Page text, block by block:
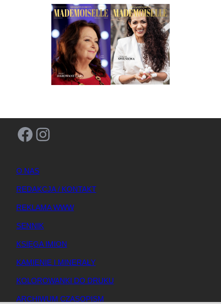
Facebook Instagram
O NAS
REDAKCJA / KONTAKT
REKLAMA WWW
SENNIK
KSIĘGA IMION
KAMIENIE I MINERAŁY
KOLOROWANKI DO DRUKU
ARCHIWUM CZASOPISM